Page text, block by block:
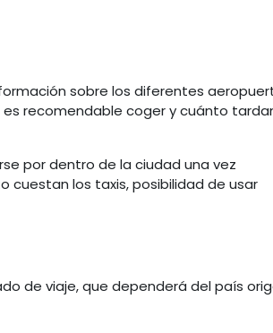
sobre los diferentes
recomendable coger y cuánto
por dentro de la ciudad una vez
cuestan los taxis, posibilidad de usar
de viaje, que dependerá del país